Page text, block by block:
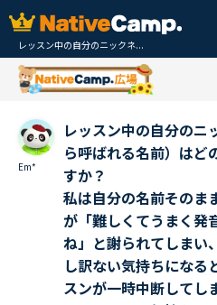
レッスン中の自分のニックネ...
Em*
レッスン中の自分のニ
ら呼ばれる名前）はど
すか？
私は自分の名前そのま
が「難しくてうまく発
ね」と謝られてしまい
し訳ない気持ちになる
スンが一時中断してし